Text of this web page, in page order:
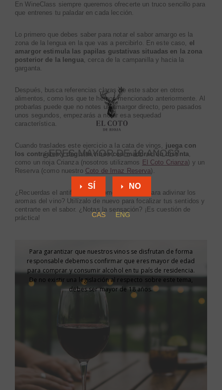
En WineClass siempre queremos ofrecerte un truco sencillo para
que entrenes tu paladar en cada lección.
Lo primero que debes saber para notar el sabor amargo es la
zona de la lengua en la que vas a percibirlo. En este caso, el
amargor estimula las papilas gustativas situadas en la zona
posterior de la lengua, cerca de la campanilla y hacia la
garganta.
Después, busca referencias claras de este sabor en otros
alimentos, como los que te hemos mencionado anteriormente. Al
probarlas puede que no notes un amargor directo, pero pasados
unos segundos, empezarás a notar esa sequedad
característica.
Cuando traslades este ejercicio a la cata de vinos, juega con
los contrastes y degusta vinos con maduración distinta,
como un rioja Crianza (nosotros utilizamos El Coto Crianza) y un
Reserva (como nuestro Coto de Imaz Reserva).
¿Recuerdas el antifaz que recomendábamos para adivinar los
aromas del vino? Utilízalo de nuevo para focalizar tus sentidos y
centrarte en el sabor. ¿Notas la sensación? ¡Es cuestión de
práctica!
¿ERES MAYOR DE 18 AÑOS?
SÍ NO
CAS ENG
Para garantizar que nuestros vinos se disfrutan de forma
responsable debemos confirmar que eres mayor de edad
para comprar y consumir alcohol en tu país de residencia.
De no existir una legislación al respecto sobre este tema,
debes ser mayor de 18 años.